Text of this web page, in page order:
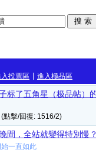
投票區 進入極品區
标了五角星（极品帖）
(點擊/回復: 1516/2)
間，全站就變得特別慢？
一直如此